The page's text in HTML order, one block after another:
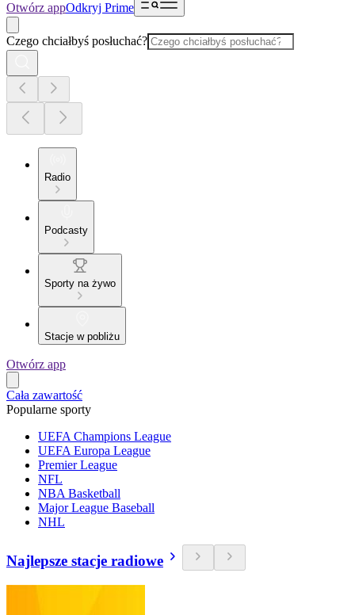
Otwórz appOdkryj Prime
Czego chciałbyś posłuchać?
Radio
Podcasty
Sporty na żywo
Stacje w pobliżu
Otwórz app
Cała zawartość
Popularne sporty
UEFA Champions League
UEFA Europa League
Premier League
NFL
NBA Basketball
Major League Baseball
NHL
Najlepsze stacje radiowe